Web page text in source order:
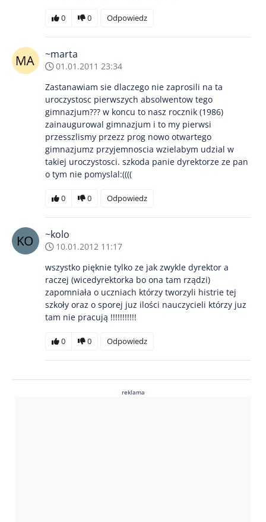
0 0 Odpowiedz
~marta
01.01.2011 23:34
Zastanawiam sie dlaczego nie zaprosili na ta
uroczystosc pierwszych absolwentow tego
gimnazjum??? w koncu to nasz rocznik (1986)
zainaugurowal gimnazjum i to my pierwsi
przesszlismy przezz prog nowo otwartego
gimnazjumz przyjemnoscia wzielabym udzial w
takiej uroczystosci. szkoda panie dyrektorze ze pan
o tym nie pomyslal:((((
0 0 Odpowiedz
~kolo
10.01.2012 11:17
wszystko pięknie tylko ze jak zwykle dyrektor a
raczej (wicedyrektorka bo ona tam rządzi)
zapomniała o uczniach którzy tworzyli histrie tej
szkoły oraz o sporej juz ilości nauczycieli którzy juz
tam nie pracują !!!!!!!!!!!
0 0 Odpowiedz
reklama